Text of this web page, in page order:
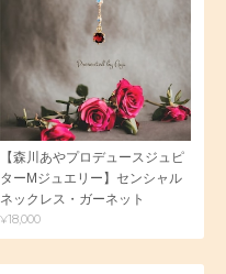
【森川あやプロデュースジュピ
ターMジュエリー】センシャル
ネックレス・ガーネット
¥18,000